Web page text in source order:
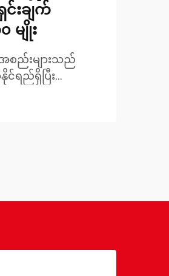
းချက်
မျိုး
စည်းများသည်
င်ရည်ရှိပြီး
မည့် ခိုင်ခံ့ပြီး